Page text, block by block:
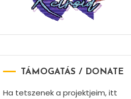
TÁMOGATÁS / DONATE
Ha tetszenek a projektjeim, itt